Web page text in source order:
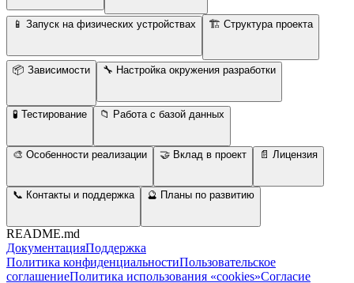
📱 Запуск на физических устройствах 🏗️ Структура проекта
📦 Зависимости 🔧 Настройка окружения разработки
🧪 Тестирование 📁 Работа с базой данных
🎨 Особенности реализации 🤝 Вклад в проект 📄 Лицензия
📞 Контакты и поддержка 🔮 Планы по развитию
README.md
ДокументацияПоддержка
Политика конфиденциальностиПользовательское
соглашениеПолитика использования «cookies»Согласие